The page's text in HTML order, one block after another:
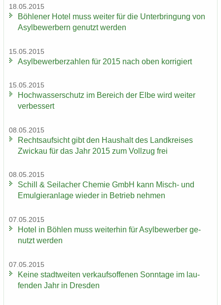
18.05.2015
Böh­le­ner Hotel muss wei­ter für die Un­ter­brin­gung von
Asyl­be­wer­bern ge­nutzt wer­den
15.05.2015
Asyl­be­wer­ber­zah­len für 2015 nach oben kor­ri­giert
15.05.2015
Hoch­was­ser­schutz im Be­reich der Elbe wird wei­ter
ver­bes­sert
08.05.2015
Rechts­auf­sicht gibt den Haus­halt des Land­krei­ses
Zwi­ckau für das Jahr 2015 zum Voll­zug frei
08.05.2015
Schill & Seil­a­cher Che­mie GmbH kann Misch-​ und
Emul­gier­an­la­ge wie­der in Be­trieb neh­men
07.05.2015
Hotel in Böh­len muss wei­ter­hin für Asyl­be­wer­ber ge­
nutzt wer­den
07.05.2015
Keine stadt­wei­ten ver­kaufs­of­fe­nen Sonn­ta­ge im lau­
fen­den Jahr in Dres­den